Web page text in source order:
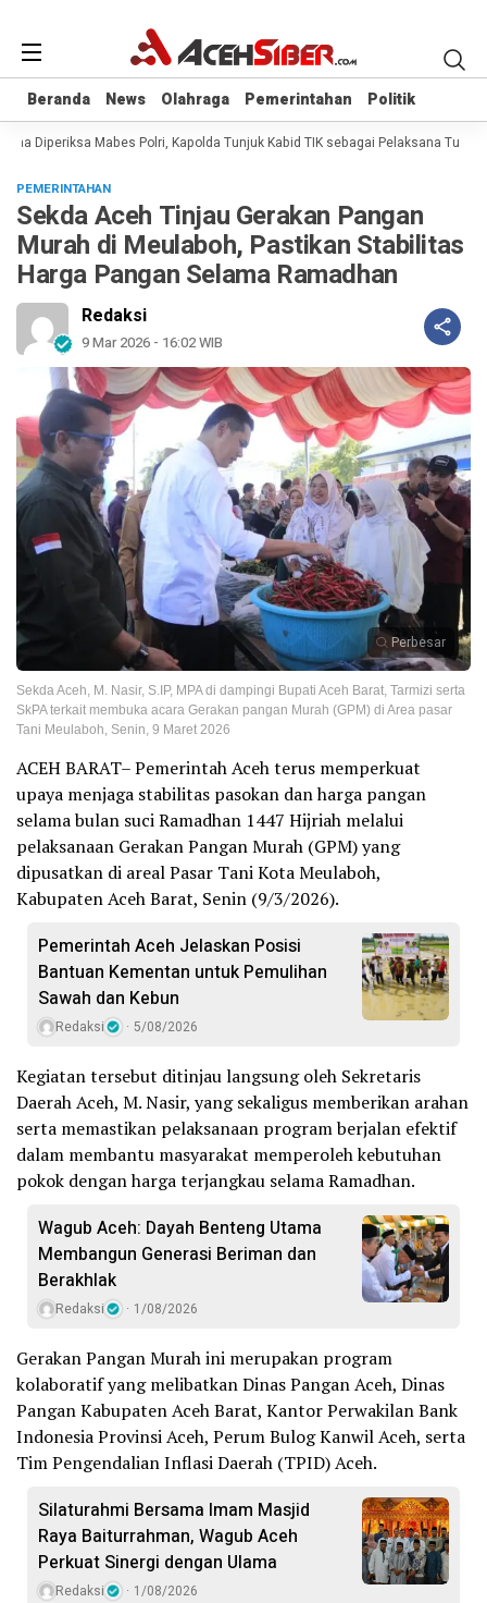
Beranda News Olahraga Pemerintahan Politik
Beranda News Olahraga Pemerintahan Politik
Diperiksa Mabes Polri, Kapolda Tunjuk Kabid TIK sebagai Pelaksana Tugas
PEMERINTAHAN
Sekda Aceh Tinjau Gerakan Pangan
Murah di Meulaboh, Pastikan Stabilitas
Harga Pangan Selama Ramadhan
Redaksi
9 Mar 2026 - 16:02 WIB
Perbesar
Sekda Aceh, M. Nasir, S.IP, MPA di dampingi Bupati Aceh Barat, Tarmizi serta
SkPA terkait membuka acara Gerakan pangan Murah (GPM) di Area pasar
Tani Meulaboh, Senin, 9 Maret 2026
ACEH BARAT– Pemerintah Aceh terus memperkuat
upaya menjaga stabilitas pasokan dan harga pangan
selama bulan suci Ramadhan 1447 Hijriah melalui
pelaksanaan Gerakan Pangan Murah (GPM) yang
dipusatkan di areal Pasar Tani Kota Meulaboh,
Kabupaten Aceh Barat, Senin (9/3/2026).
Pemerintah Aceh Jelaskan Posisi
Bantuan Kementan untuk Pemulihan
Sawah dan Kebun
Redaksi 5/08/2026
Kegiatan tersebut ditinjau langsung oleh Sekretaris
Daerah Aceh, M. Nasir, yang sekaligus memberikan arahan
serta memastikan pelaksanaan program berjalan efektif
dalam membantu masyarakat memperoleh kebutuhan
pokok dengan harga terjangkau selama Ramadhan.
Wagub Aceh: Dayah Benteng Utama
Membangun Generasi Beriman dan
Berakhlak
Redaksi 1/08/2026
Gerakan Pangan Murah ini merupakan program
kolaboratif yang melibatkan Dinas Pangan Aceh, Dinas
Pangan Kabupaten Aceh Barat, Kantor Perwakilan Bank
Indonesia Provinsi Aceh, Perum Bulog Kanwil Aceh, serta
Tim Pengendalian Inflasi Daerah (TPID) Aceh.
Silaturahmi Bersama Imam Masjid
Raya Baiturrahman, Wagub Aceh
Perkuat Sinergi dengan Ulama
Redaksi 1/08/2026